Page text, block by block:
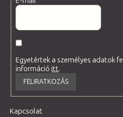
Egyetértek a személyes adatok
információitt.
FELIRATKOZÁS
Kapcsolat